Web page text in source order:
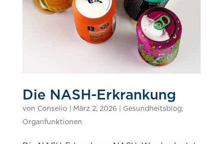
Die NASH-Erkrankung
von Conselio| März 2, 2026 Gesundheitsblog,
Organfunktionen